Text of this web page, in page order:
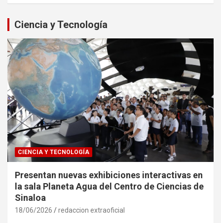
Ciencia y Tecnología
CIENCIA Y TECNOLOGÍA
Presentan nuevas exhibiciones interactivas en
la sala Planeta Agua del Centro de Ciencias de
Sinaloa
18/06/2026 redaccion extraoficial